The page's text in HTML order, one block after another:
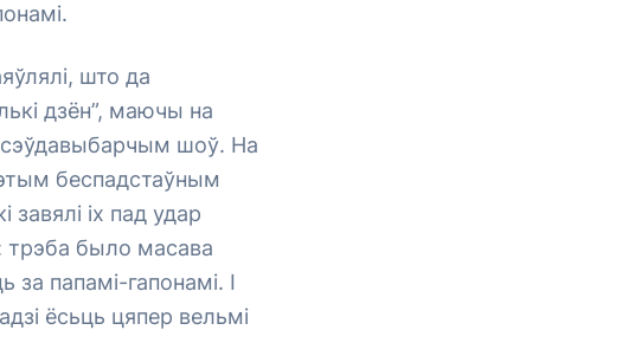
што да
дзён”, маючы на
шоў. На
беспадстаўным
іх пад удар
трэба было масава
папамі-гапонамі. І
ёсьць цяпер вельмі